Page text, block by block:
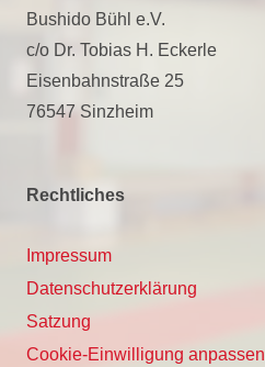
Bushido Bühl e.V.
c/o Dr. Tobias H. Eckerle
Eisenbahnstraße 25
76547 Sinzheim
Rechtliches
Impressum
Datenschutzerklärung
Satzung
Cookie-Einwilligung anpassen